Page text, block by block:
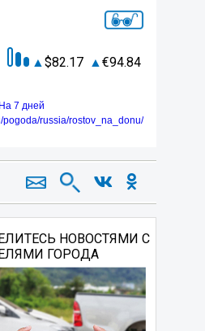
82.17 94.84
На 7 дней
pogoda/russia/rostov_na_donu/
НОВОСТЯМИ С
ГОРОДА